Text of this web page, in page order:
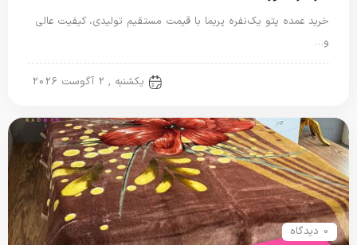
خرید عمده پتو یک‌نفره پریما با قیمت مستقیم تولیدی، کیفیت عالی
و…
یکشنبه , 2 آگوست 2026
0 دیدگاه